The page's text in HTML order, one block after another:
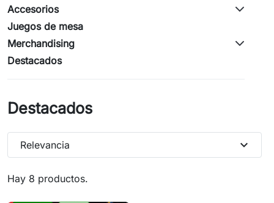
Accesorios
Juegos de mesa
Merchandising
Destacados
Destacados
Hay 8 productos.
Relevancia expand_more